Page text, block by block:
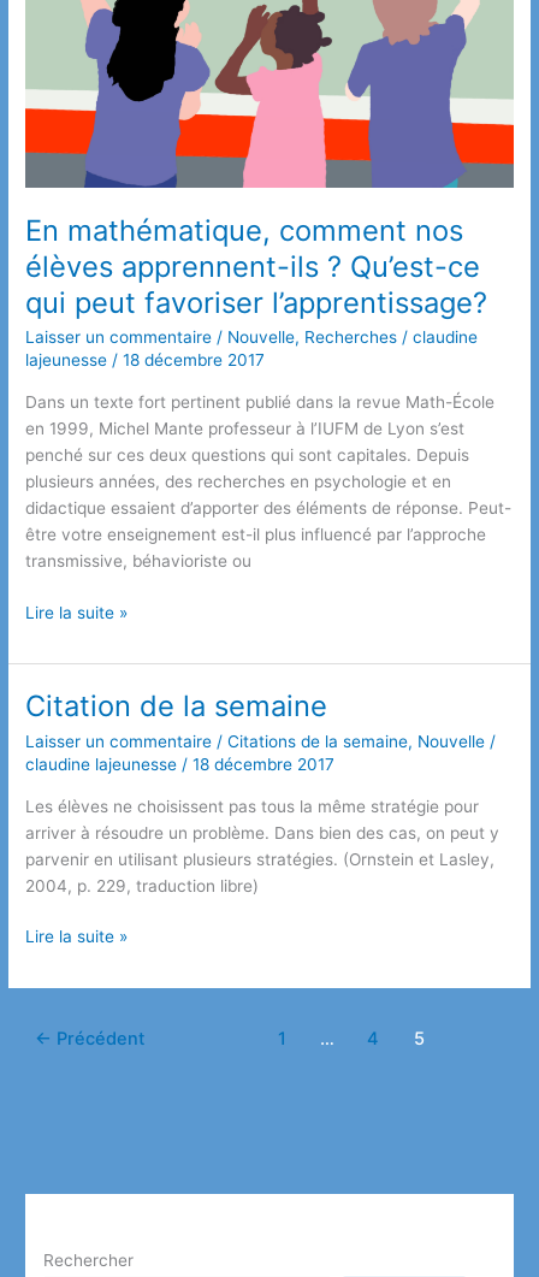
En mathématique, comment nos
élèves apprennent-ils ? Qu’est-ce
qui peut favoriser l’apprentissage?
Laisser un commentaire / Nouvelle, Recherches /claudine
lajeunesse/18 décembre 2017
Dans un texte fort pertinent publié dans la revue Math-École
en 1999, Michel Mante professeur à l’IUFM de Lyon s’est
penché sur ces deux questions qui sont capitales. Depuis
plusieurs années, des recherches en psychologie et en
didactique essaient d’apporter des éléments de réponse. Peut-
être votre enseignement est-il plus influencé par l’approche
transmissive, béhavioriste ou
En
comment
nos
élèves
apprennent-
ils
?
Qu’est-
qui
favoriser
Lire la suite »
Citation de la semaine
Laisser un commentaire /Citations de la semaine, Nouvelle /
claudine lajeunesse/18 décembre 2017
Les élèves ne choisissent pas tous la même stratégie pour
arriver à résoudre un problème. Dans bien des cas, on peut y
parvenir en utilisant plusieurs stratégies. (Ornstein et Lasley,
2004, p. 229, traduction libre)
Citation
la
Lire la suite »
← Précédent 1 … 4 5
Rechercher